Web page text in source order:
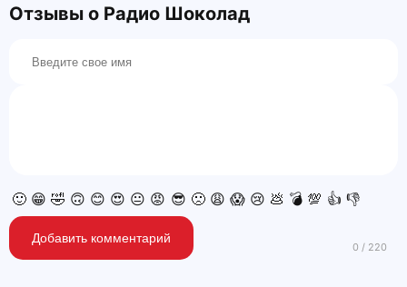
Отзывы о Радио Шоколад
🙂 😁 🤣 🙃 😊 😍 😐 😡 😎 🙁 😩 😱 😢 💩 💣 💯 👍 👎
Добавить комментарий